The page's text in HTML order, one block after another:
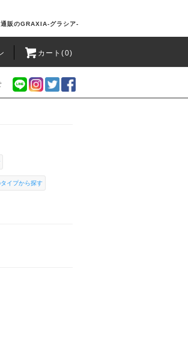
販のGRAXIA-グラシア-
カート(0)
イプから探す